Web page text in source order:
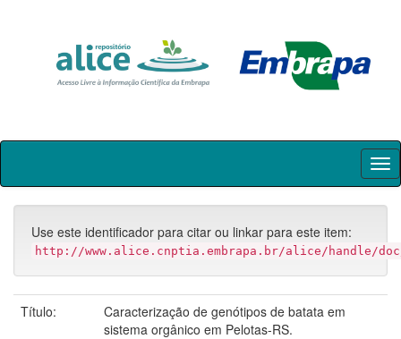
Skip
Use este identificador para citar ou linkar para este item:
http://www.alice.cnptia.embrapa.br/alice/handle/doc/
Título:
Caracterização de genótipos de batata em
sistema orgânico em Pelotas-RS.